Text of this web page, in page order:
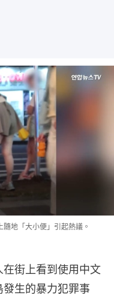
地「大小便」引起熱議。
街上看到使用中文
生的暴力犯罪事